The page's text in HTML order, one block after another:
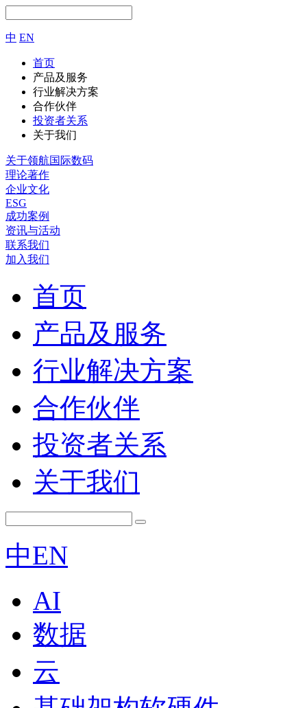
中 EN
首页
产品及服务
行业解决方案
合作伙伴
投资者关系
关于我们
关于领航国际数码
理论著作
企业文化
ESG
成功案例
资讯与活动
联系我们
加入我们
首页
产品及服务
行业解决方案
合作伙伴
投资者关系
关于我们
中EN
AI
数据
云